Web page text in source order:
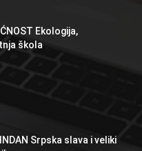
Ekologija,
škola
Srpska slava i veliki